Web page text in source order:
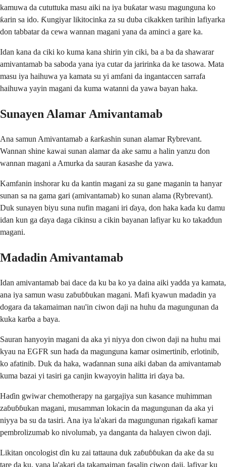
kamuwa da cututtuka masu aiki na iya buƙatar wasu magunguna ko
ƙarin sa ido. Ƙungiyar likitocinka za su duba cikakken tarihin lafiyarka
don tabbatar da cewa wannan magani yana da aminci a gare ka.
Idan kana da ciki ko kuma kana shirin yin ciki, ba a ba da shawarar
amivantamab ba saboda yana iya cutar da jaririnka da ke tasowa. Mata
masu iya haihuwa ya kamata su yi amfani da ingantaccen sarrafa
haihuwa yayin magani da kuma watanni da yawa bayan haka.
Sunayen Alamar Amivantamab
Ana samun Amivantamab a ƙarƙashin sunan alamar Rybrevant.
Wannan shine kawai sunan alamar da ake samu a halin yanzu don
wannan magani a Amurka da sauran ƙasashe da yawa.
Kamfanin inshorar ku da kantin magani za su gane maganin ta hanyar
sunan sa na gama gari (amivantamab) ko sunan alama (Rybrevant).
Duk sunayen biyu suna nufin magani iri ɗaya, don haka kada ku damu
idan kun ga ɗaya daga cikinsu a cikin bayanan lafiyar ku ko takaddun
magani.
Madadin Amivantamab
Idan amivantamab bai dace da ku ba ko ya daina aiki yadda ya kamata,
ana iya samun wasu zaɓuɓɓukan magani. Mafi kyawun madadin ya
dogara da takamaiman nau'in ciwon daji na huhu da magungunan da
kuka karɓa a baya.
Sauran hanyoyin magani da aka yi niyya don ciwon daji na huhu mai
kyau na EGFR sun haɗa da magunguna kamar osimertinib, erlotinib,
ko afatinib. Duk da haka, waɗannan suna aiki daban da amivantamab
kuma bazai yi tasiri ga canjin kwayoyin halitta iri ɗaya ba.
Haɗin gwiwar chemotherapy na gargajiya sun kasance muhimman
zaɓuɓɓukan magani, musamman lokacin da magungunan da aka yi
niyya ba su da tasiri. Ana iya la'akari da magungunan rigakafi kamar
pembrolizumab ko nivolumab, ya danganta da halayen ciwon daji.
Likitan oncologist ɗin ku zai tattauna duk zaɓuɓɓukan da ake da su
tare da ku, yana la'akari da takamaiman fasalin ciwon daji, lafiyar ku